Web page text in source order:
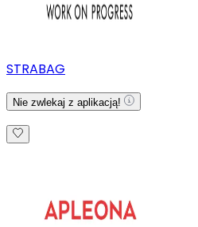
STRABAG
Nie zwlekaj z aplikacją!